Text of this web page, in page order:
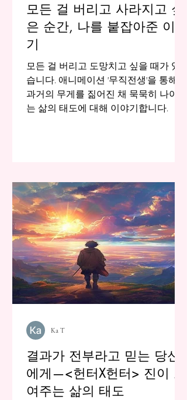
모든 걸 버리고 사라지고 싶
은 순간, 나를 붙잡아준 이야
기
모든 걸 버리고 도망치고 싶을 때가 있
습니다. 애니메이션 '무직전생'을 통해,
과거의 무게를 짊어진 채 묵묵히 나아가
는 삶의 태도에 대해 이야기합니다.
결과가 전부라고 믿는 당신
에게—<헌터X헌터> 진이 보
여주는 삶의 태도
Ka T